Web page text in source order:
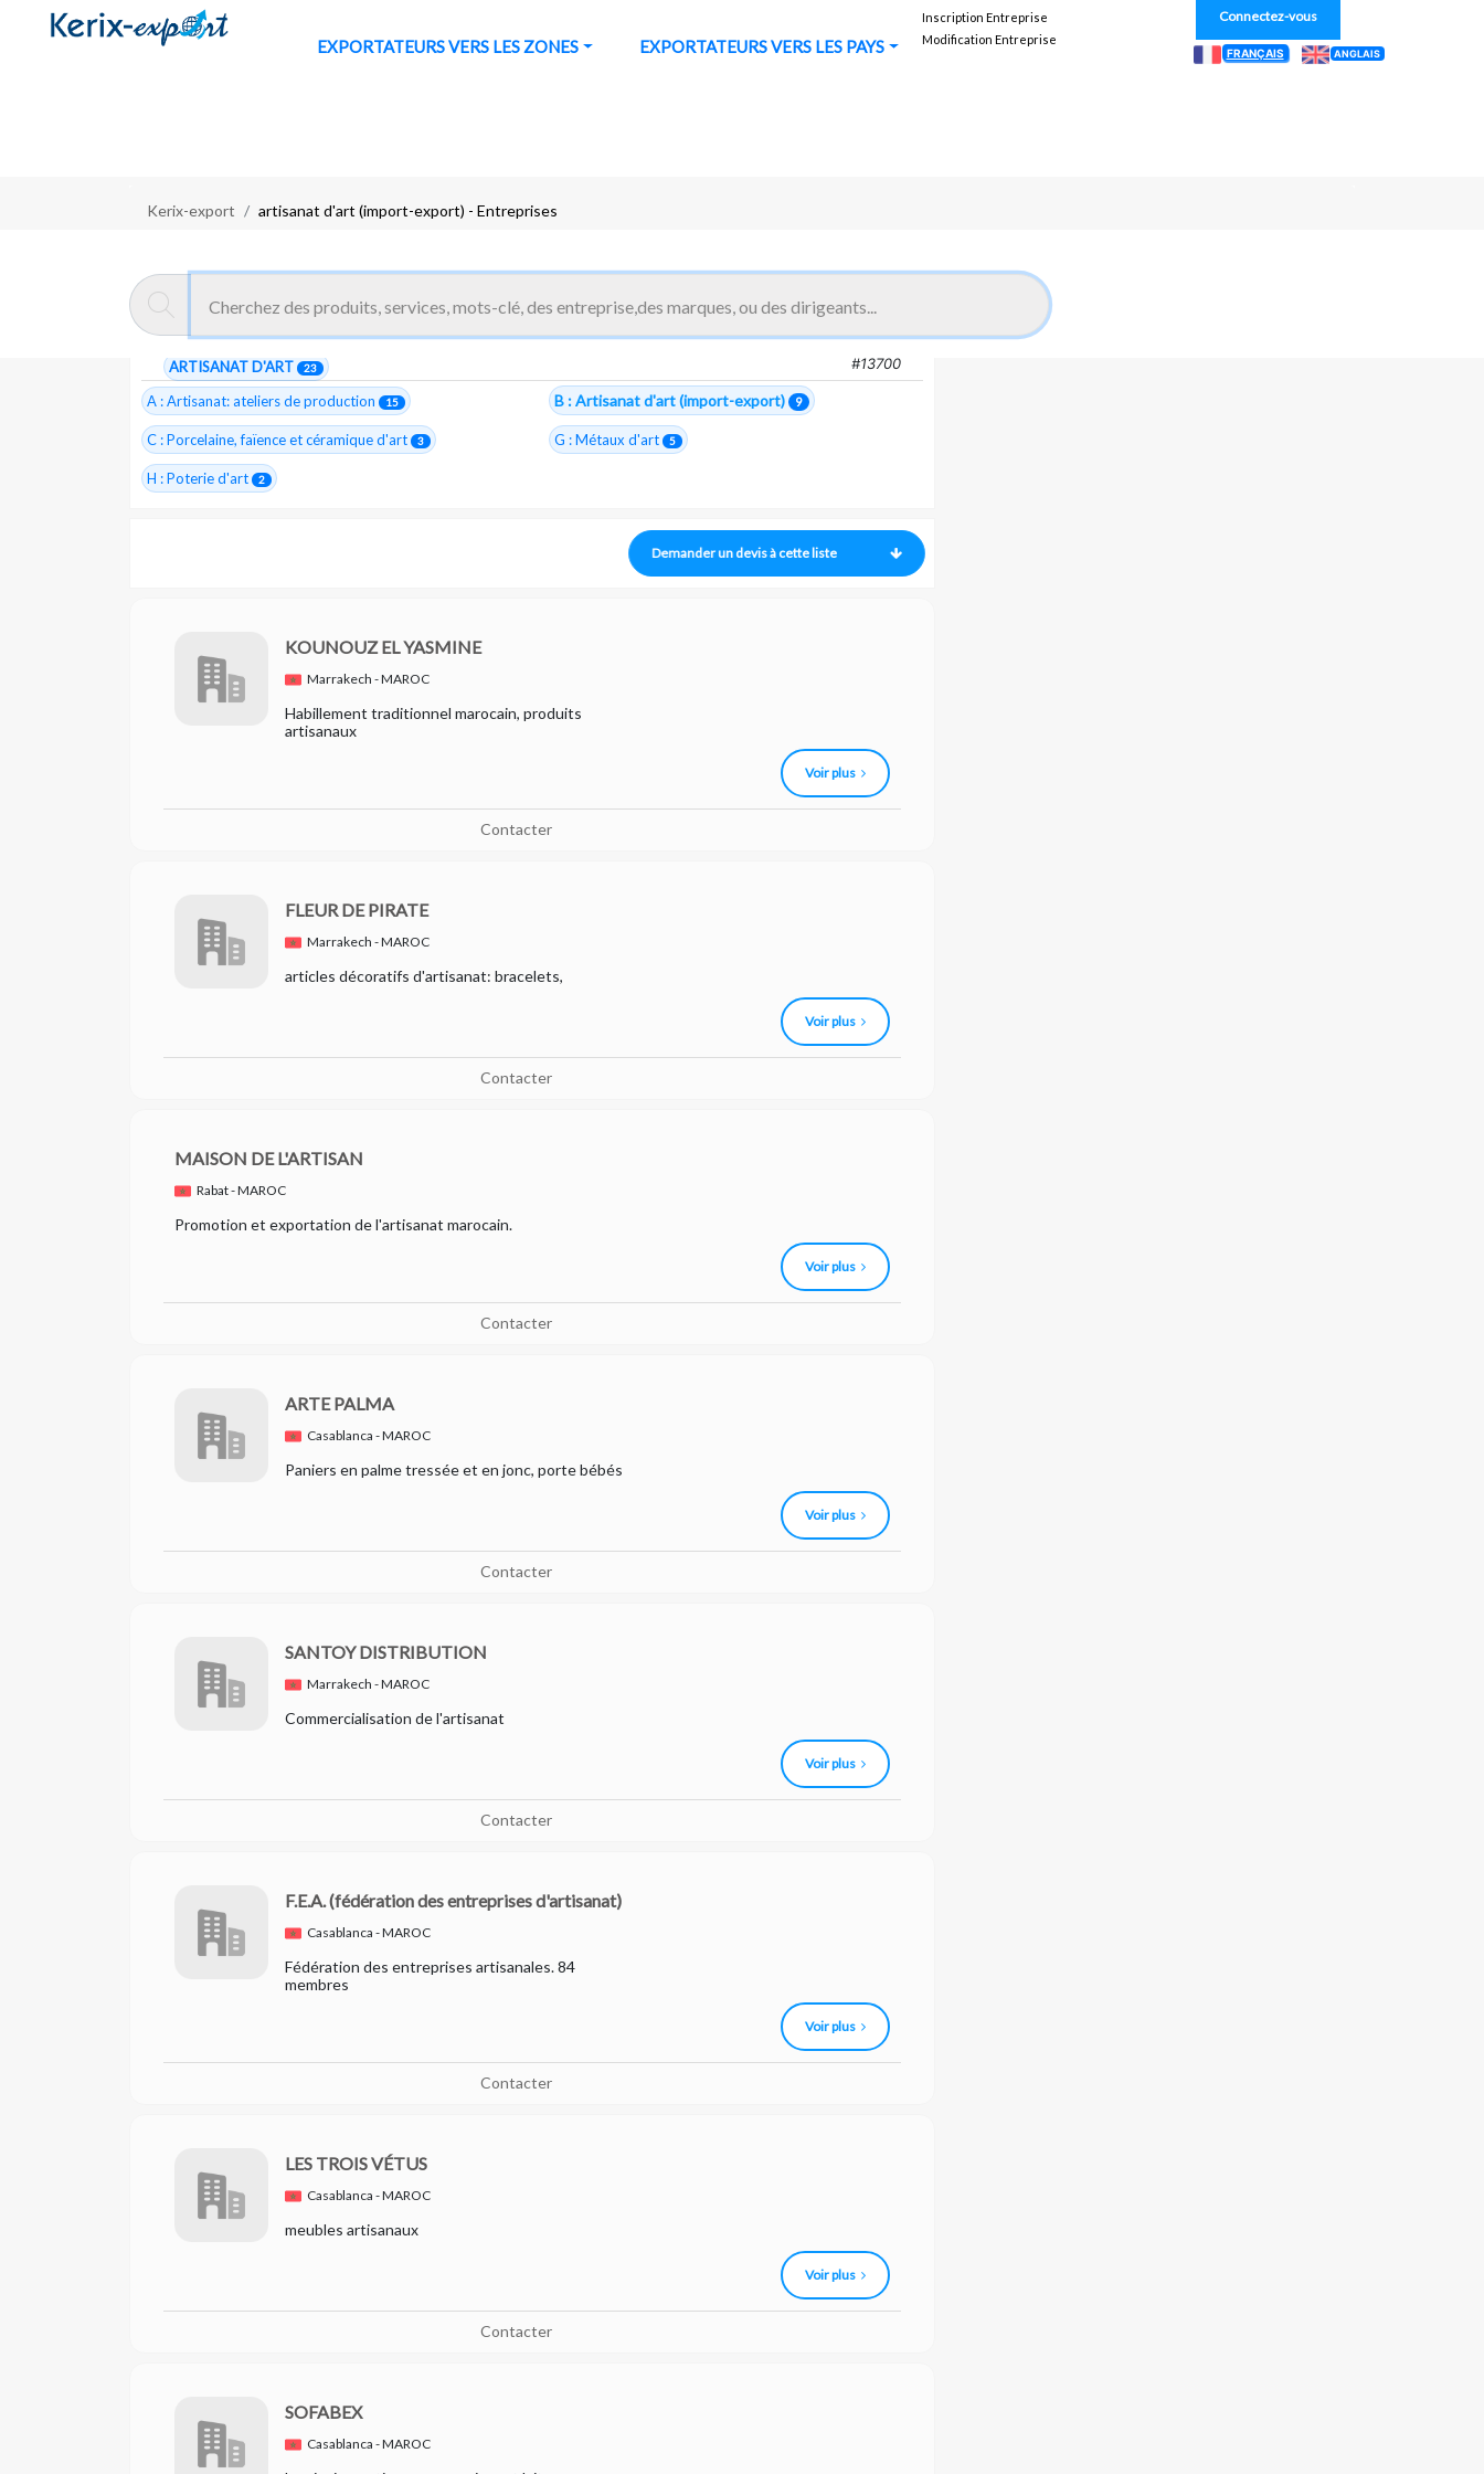
EXPORTATEURS VERS LES ZONES EXPORTATEURS VERS LES PAYS
Inscription Entreprise
Modification Entreprise
Connectez-vous
FRANÇAIS ANGLAIS
Kerix-export artisanat d'art (import-export) - Entreprises
Exportateurs Marocains :Artisanat d'art (import-export)
9 entreprises trouvées
ARTISANAT D'ART 23 #13700
A : Artisanat: ateliers de production 15 B : Artisanat d'art (import-export) 9
C : Porcelaine, faïence et céramique d'art 3 G : Métaux d'art 5
H : Poterie d'art 2
Demander un devis à cette liste
KOUNOUZ EL YASMINE
Marrakech - MAROC
Habillement traditionnel marocain, produits
artisanaux
Voir plus
Contacter
FLEUR DE PIRATE
Marrakech - MAROC
articles décoratifs d'artisanat: bracelets,
Voir plus
Contacter
MAISON DE L'ARTISAN
Rabat - MAROC
Promotion et exportation de l'artisanat marocain.
Voir plus
Contacter
ARTE PALMA
Casablanca - MAROC
Paniers en palme tressée et en jonc, porte bébés
Voir plus
Contacter
SANTOY DISTRIBUTION
Marrakech - MAROC
Commercialisation de l'artisanat
Voir plus
Contacter
F.E.A.(fédération des entreprises d'artisanat)
Casablanca - MAROC
Fédération des entreprises artisanales. 84
membres
Voir plus
Contacter
LES TROIS VÉTUS
Casablanca - MAROC
meubles artisanaux
Voir plus
Contacter
SOFABEX
Casablanca - MAROC